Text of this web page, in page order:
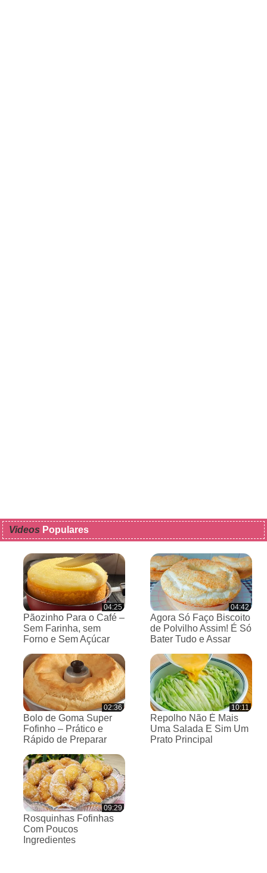
Videos Populares
04:25
Pãozinho Para o Café –
Sem Farinha, sem
Forno e Sem Açúcar
04:42
Agora Só Faço Biscoito
de Polvilho Assim! É Só
Bater Tudo e Assar
02:36
Bolo de Goma Super
Fofinho – Prático e
Rápido de Preparar
10:11
Repolho Não É Mais
Uma Salada E Sim Um
Prato Principal
09:29
Rosquinhas Fofinhas
Com Poucos
Ingredientes